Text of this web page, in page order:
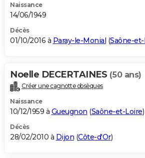
Naissance
14/06/1949
Décès
01/10/2016 à Paray-le-Monial (Saône-
Noelle DECERTAINES (50 ans)
Créer une cagnotte obsèques
Naissance
10/12/1959 à Gueugnon (Saône-et-Loire)
Décès
28/02/2010 à Dijon (Côte-d'Or)